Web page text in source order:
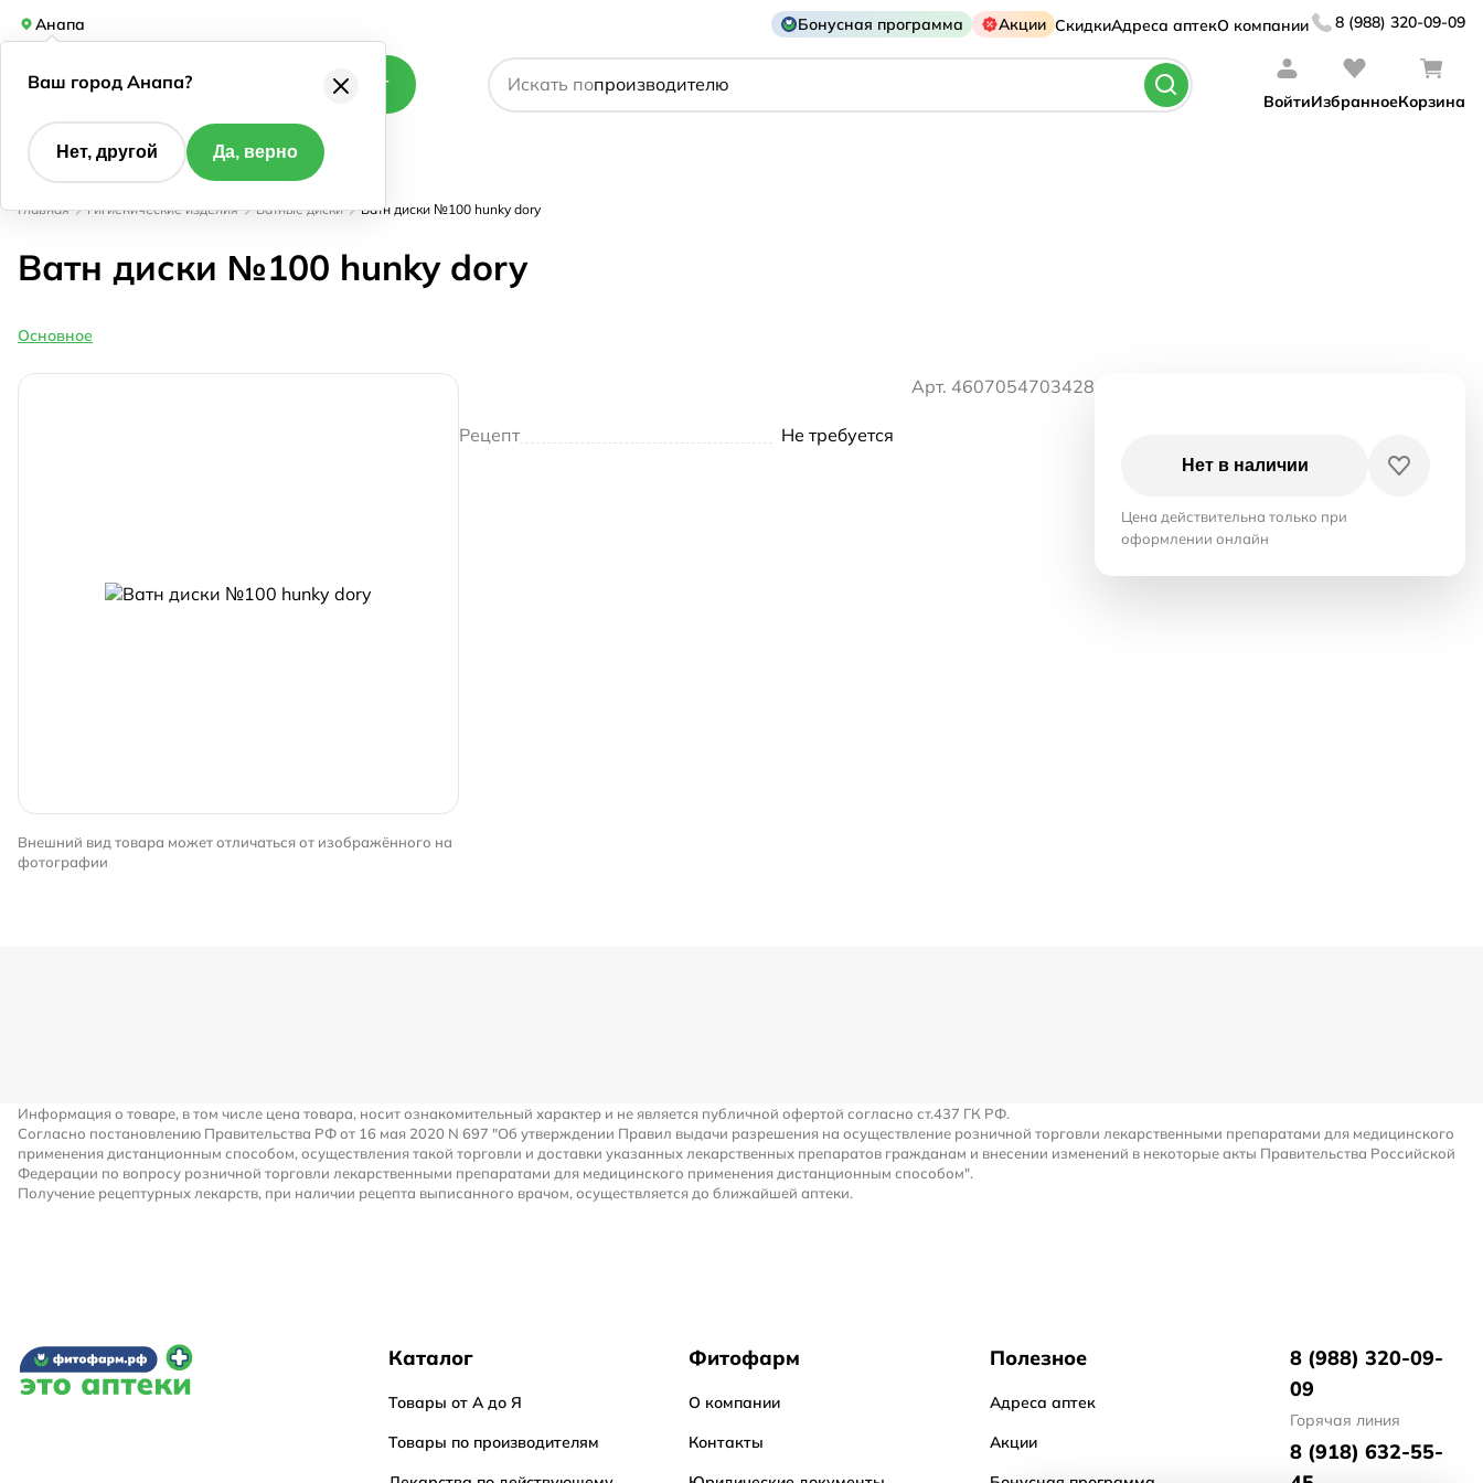
Анапа Бонусная программа Акции СкидкиАдреса аптекО компании 8 (988) 320-09-09
Каталог Искать по
действующему веществу
производителю
ВойтиИзбранноеКорзина
Главная Гигиенические изделия Ватные диски Ватн диски №100 hunky dory
Ватн диски №100 hunky dory
Основное
Внешний вид товара может отличаться от изображённого на
фотографии
Арт. 4607054703428
Рецепт Не требуется
Нет в наличии
Цена действительна только при
оформлении онлайн
Информация о товаре, в том числе цена товара, носит ознакомительный характер и не является публичной офертой согласно ст.437 ГК РФ.
Согласно постановлению Правительства РФ от 16 мая 2020 N 697 "Об утверждении Правил выдачи разрешения на осуществление розничной торговли лекарственными препаратами для медицинского
применения дистанционным способом, осуществления такой торговли и доставки указанных лекарственных препаратов гражданам и внесении изменений в некоторые акты Правительства Российской
Федерации по вопросу розничной торговли лекарственными препаратами для медицинского применения дистанционным способом".
Получение рецептурных лекарств, при наличии рецепта выписанного врачом, осуществляется до ближайшей аптеки.
Каталог
Товары от А до Я
Товары по производителям
Фитофарм
О компании
Контакты
Полезное
Адреса аптек
Акции
8 (988) 320-09-
09
Горячая линия
8 (918) 632-55-
Ваш город Анапа?
Нет, другой Да, верно